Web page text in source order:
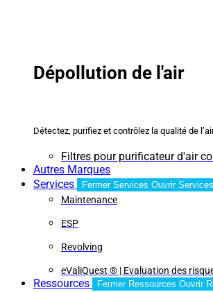
Dépollution de l'air
Détectez, purifiez et contrôlez la qualité de
Filtres pour purificateur d'air
Autres Marques
Services
Fermer Services Ouvrir Services
Maintenance
ESP
Revolving
eValiQuest ® | Evaluation des
Ressources Fermer Ressources Ouvrir